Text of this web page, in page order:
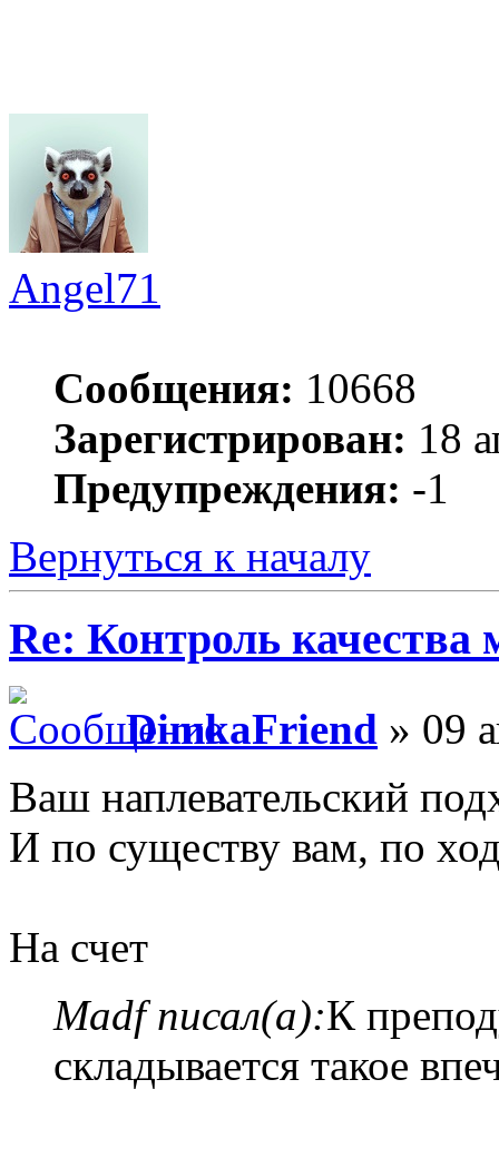
Angel71
Сообщения: 10668
Зарегистрирован: 18
Предупреждения: -1
Вернуться к началу
Re: Контроль качества
DimkaFriend » 09
Ваш наплевательский
И по существу вам, по
На счет
Madf писал(а):К
складывается такое